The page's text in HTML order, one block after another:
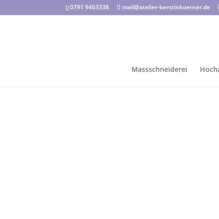
0791 9463338 mail@atelier-kerstinkoerner.de
Massschneiderei